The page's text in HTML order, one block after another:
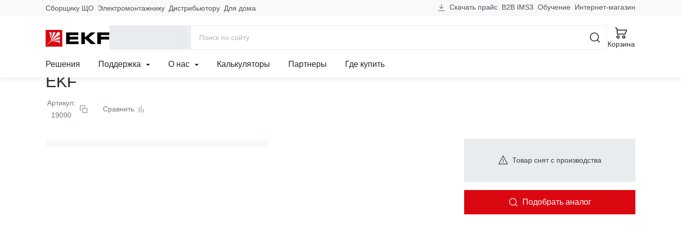
Сборщику ЩО Электромонтажнику Дистрибьютору Для дома Скачать прайс B2B IMS3 Обучение Интернет-магазин
Корзина
Решения Поддержка О нас Калькуляторы Партнеры Где купить
Главная
Удлинитель Эксперт 2 гнезда 5 метра 10А/2,2кВт без заземления ПВС 2x1
EKF
Артикул:
19090
Сравнить
Товар снят с производства
Подобрать аналог